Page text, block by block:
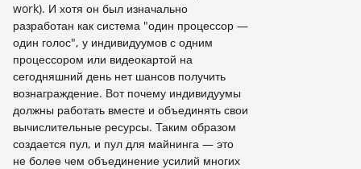
work). И хотя он был изначально
разработан как система "один процессор —
один голос", у индивидуумов с одним
процессором или видеокартой на
сегодняшний день нет шансов получить
вознаграждение. Вот почему индивидуумы
должны работать вместе и объединять свои
вычислительные ресурсы. Таким образом
создается пул, и пул для майнинга — это
не более чем объединение усилий многих